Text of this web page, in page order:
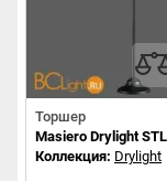
Торшер
Masiero Drylight
Коллекция: Drylight